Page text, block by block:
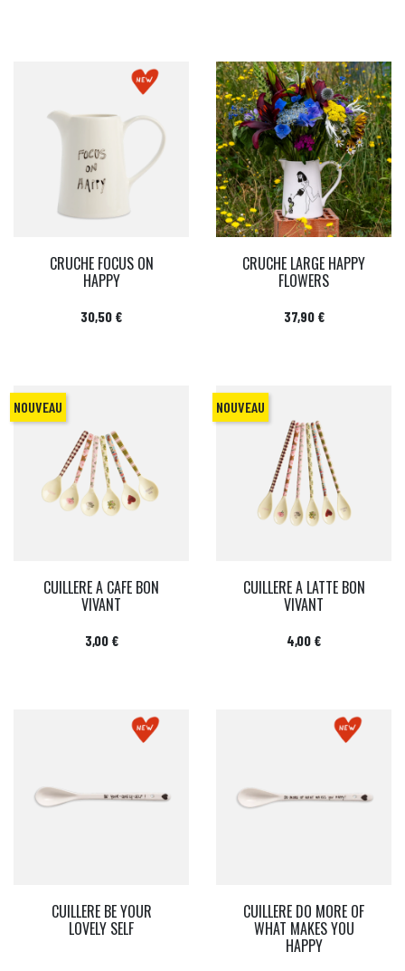
CRUCHE FOCUS ON
HAPPY
Prix
30,50 €
CRUCHE LARGE HAPPY
FLOWERS
Prix
37,90 €
CUILLERE A CAFE BON
VIVANT
Prix
3,00 €
NOUVEAU
CUILLERE A LATTE BON
VIVANT
Prix
4,00 €
NOUVEAU
CUILLERE BE YOUR
LOVELY SELF
CUILLERE DO MORE OF
WHAT MAKES YOU
HAPPY